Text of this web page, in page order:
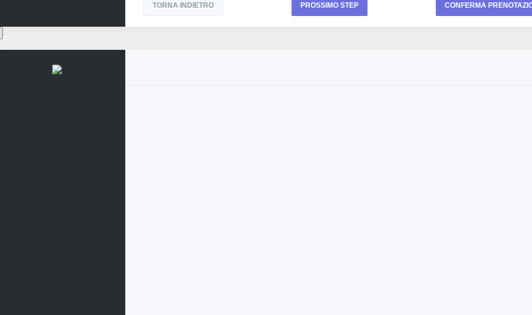
TORNA INDIETRO PROSSIMO STEP CONFERMA